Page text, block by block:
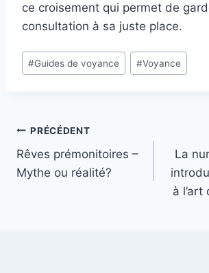
ce croisement qui permet de
consultation à sa juste place.
Étiquettes
de
#Guides de voyance #Voyance
Navigation
de
PRÉCÉDENT
Rêves prémonitoires –
Mythe ou réalité?
La
à